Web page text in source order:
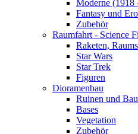
Moderne (1918
Fantasy und
Zubehör
Raumfahrt - Science
Raketen,
Star Wars
Star Trek
Figuren
Dioramenbau
Ruinen und
Bases
Vegetation
Zubehör